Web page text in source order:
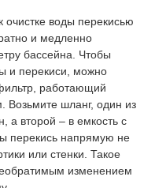
очистке воды перекисью
и медленно
бассейна. Чтобы
и перекиси, можно
работающий
Возьмите шланг, один из
а второй – в емкость с
перекись напрямую не
или стенки. Такое
изменением